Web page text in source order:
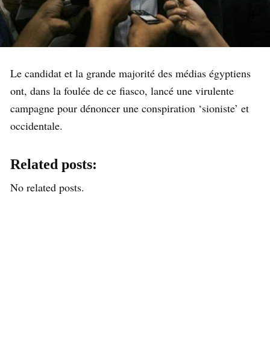
Le candidat et la grande majorité des médias égyptiens
ont, dans la foulée de ce fiasco, lancé une virulente
campagne pour dénoncer une conspiration ‘sioniste’ et
occidentale.
Related posts:
No related posts.